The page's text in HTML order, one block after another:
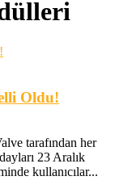
Oldu!
tarafından her
23 Aralık
kullanıcılar...